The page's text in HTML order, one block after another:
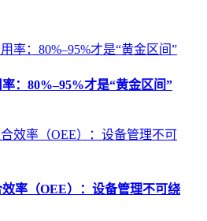
：80%–95%才是“黄金区间”
率（OEE）：设备管理不可绕